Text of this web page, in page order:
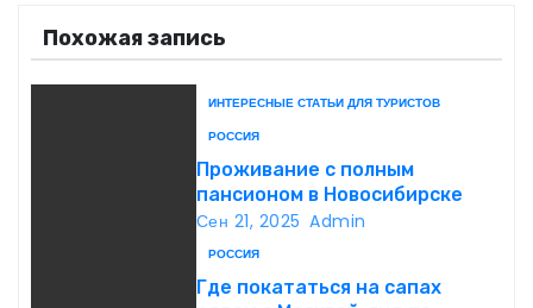
а
ц
Похожая запись
ИНТЕРЕСНЫЕ СТАТЬИ ДЛЯ ТУРИСТОВ
РОССИЯ
Проживание с полным
пансионом в Новосибирске
Сен 21, 2025 Admin
РОССИЯ
Где покататься на сапах